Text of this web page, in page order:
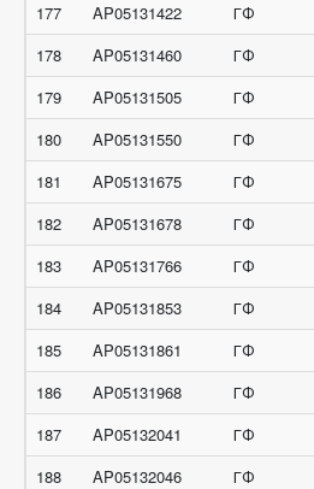
177
AP05131422 ГФ
178
AP05131460 ГФ
179
AP05131505 ГФ
180
AP05131550 ГФ
181
AP05131675 ГФ
182
AP05131678 ГФ
183
AP05131766 ГФ
184
AP05131853 ГФ
185
AP05131861 ГФ
186
AP05131968 ГФ
187
AP05132041 ГФ
188
AP05132046 ГФ